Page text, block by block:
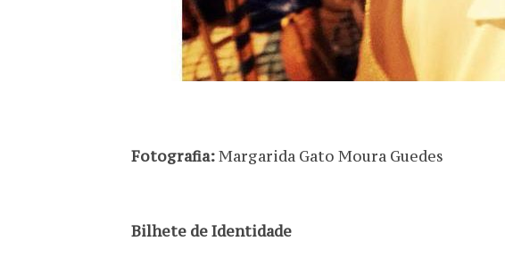
Fotografia:Margarida Gato Moura Guedes
Bilhete de Identidade